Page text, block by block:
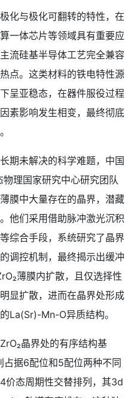
与极化可翻转的特性，在
一体芯片等领域具有重要应
流硅基半导体工艺完全兼容
点。这类材料的铁电特性源
呈亚稳态，在器件服役过程
素影响发生相变，最终彻底
未解决的科学难题，中国
理国家研究中心研究团队
膜中大量存在的晶界，潜藏
他们采用借助脉冲激光沉积
综合手段，系统研究了晶界
调控机制，最终揭示出缓冲
薄膜内扩散，且仅选择性
显扩散，进而在晶界处形成
La(Sr)-Mn-O异质结构。
晶界处的有序结构基
据6配位和5配位两种不同
价态周期性交替排列，其3d